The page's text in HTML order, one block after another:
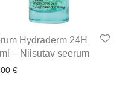
Hydraderm 24H
– Niisutav seerum
€